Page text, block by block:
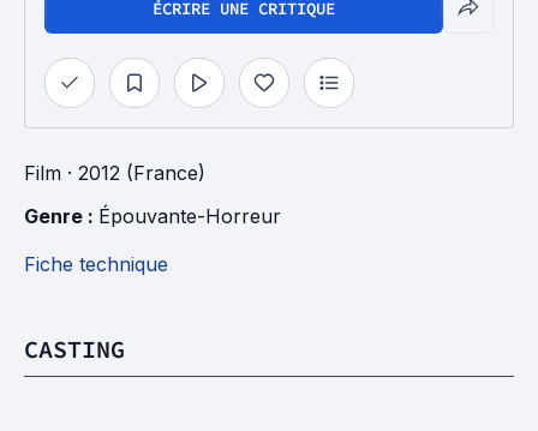
ÉCRIRE UNE CRITIQUE
Film · 2012 (France)
Genre : Épouvante-Horreur
Fiche technique
CASTING